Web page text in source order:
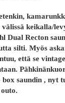
keikalla/
Dual Recton
silti. Myös
että se
saundin , nyt